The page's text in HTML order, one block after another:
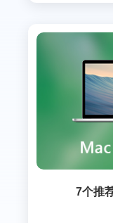
7个推